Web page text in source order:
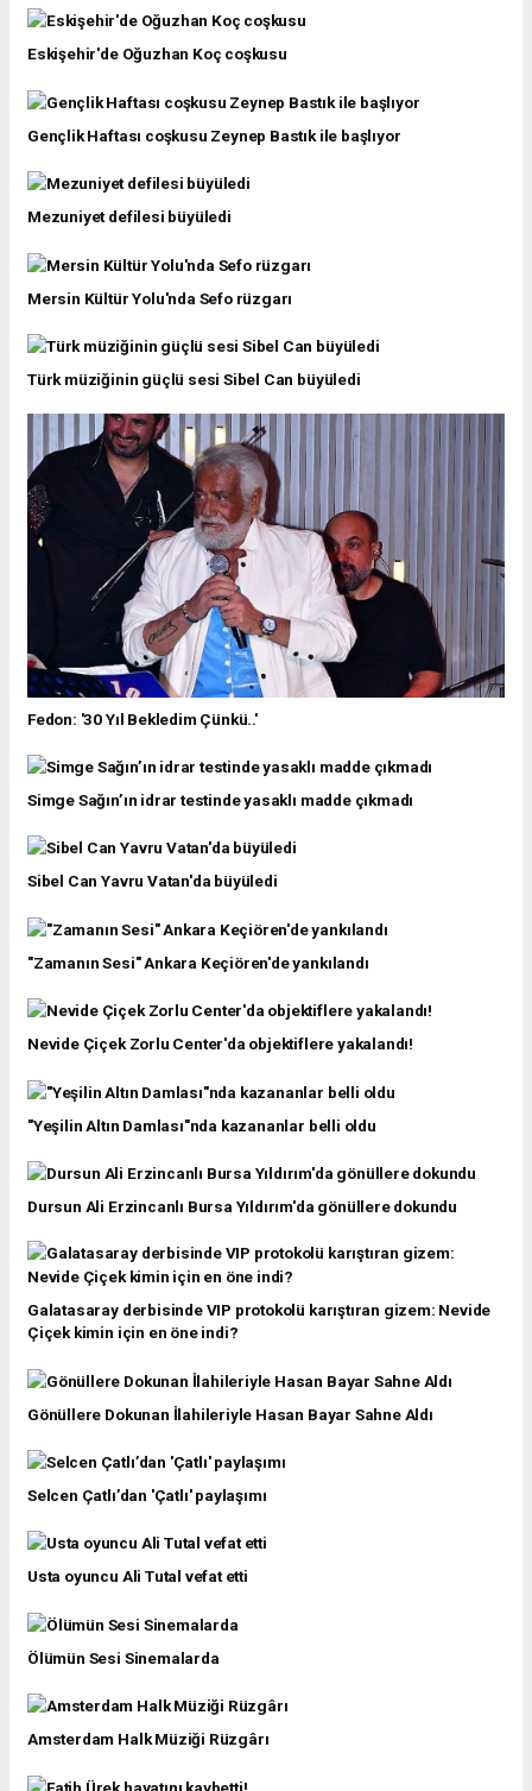
Eskişehir'de Oğuzhan Koç coşkusu
Gençlik Haftası coşkusu Zeynep Bastık ile başlıyor
Mezuniyet defilesi büyüledi
Mersin Kültür Yolu'nda Sefo rüzgarı
Türk müziğinin güçlü sesi Sibel Can büyüledi
Fedon: '30 Yıl Bekledim Çünkü..'
Simge Sağın’ın idrar testinde yasaklı madde çıkmadı
Sibel Can Yavru Vatan'da büyüledi
"Zamanın Sesi" Ankara Keçiören'de yankılandı
Nevide Çiçek Zorlu Center'da objektiflere yakalandı!
"Yeşilin Altın Damlası"nda kazananlar belli oldu
Dursun Ali Erzincanlı Bursa Yıldırım'da gönüllere dokundu
Galatasaray derbisinde VIP protokolü karıştıran gizem: Nevide
Çiçek kimin için en öne indi?
Gönüllere Dokunan İlahileriyle Hasan Bayar Sahne Aldı
Selcen Çatlı’dan 'Çatlı' paylaşımı
Usta oyuncu Ali Tutal vefat etti
Ölümün Sesi Sinemalarda
Amsterdam Halk Müziği Rüzgârı